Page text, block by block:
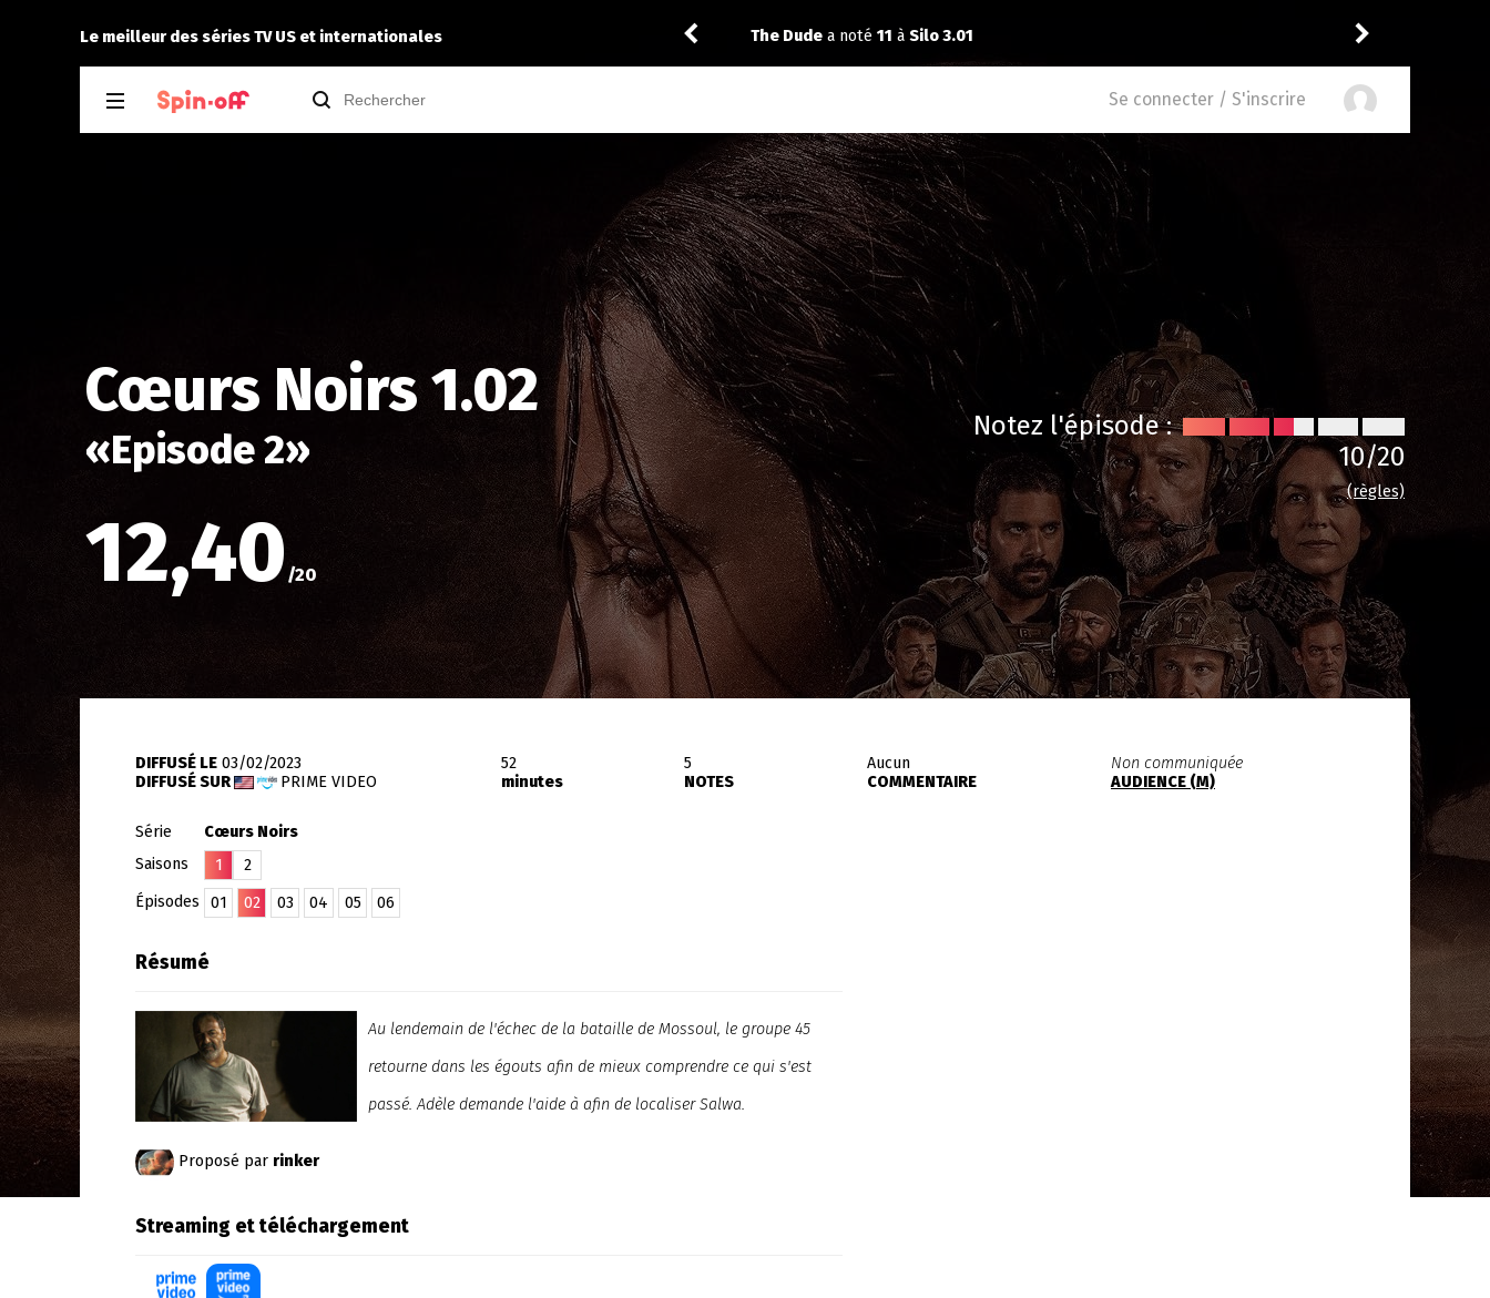
Le meilleur des séries TV US et internationales
a noté12 àParks and Recreation 3.05 àSilo 3.01 Parks and Recreation 3.04
Se connecter / S'inscrire
Cœurs Noirs 1.02
«Episode 2»
12,40 /20
Notez l'épisode :
10/20
(règles)
DIFFUSÉ LE 03/02/2023
DIFFUSÉ SUR
PRIME VIDEO
52
minutes
5
NOTES
Aucun
COMMENTAIRE
Non communiquée
AUDIENCE (M)
Série
Cœurs Noirs
Saisons
1
2
Épisodes
01 02 03 04 05 06
Résumé
Au lendemain de l'échec de la bataille de Mossoul, le groupe 45
retourne dans les égouts afin de mieux comprendre ce qui s'est
passé. Adèle demande l'aide à afin de localiser Salwa.
Proposé par rinker
Streaming et téléchargement